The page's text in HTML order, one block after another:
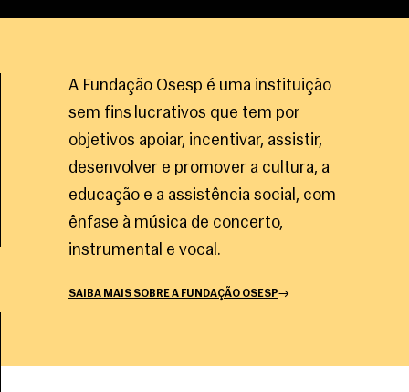
A Fundação Osesp é uma instituição
sem fins lucrativos que tem por
objetivos apoiar, incentivar, assistir,
desenvolver e promover a cultura, a
educação e a assistência social, com
ênfase à música de concerto,
instrumental e vocal.
SAIBA MAIS SOBRE A FUNDAÇÃO OSESP